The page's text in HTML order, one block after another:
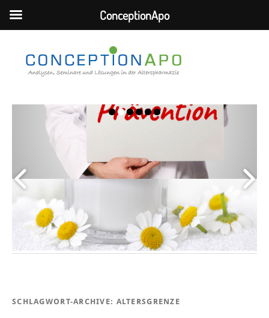
SCHLAGWORT-ARCHIVE: ALTERSGRENZE
ConceptionApo